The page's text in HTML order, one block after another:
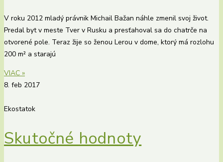
V roku 2012 mladý právnik Michail Bažan náhle zmenil svoj život.
Predal byt v meste Tver v Rusku a presťahoval sa do chatrče na
otvorené pole. Teraz žije so ženou Lerou v dome, ktorý má rozlohu
200 m² a starajú
VIAC »
8. feb 2017
Ekostatok
Skutočné hodnoty